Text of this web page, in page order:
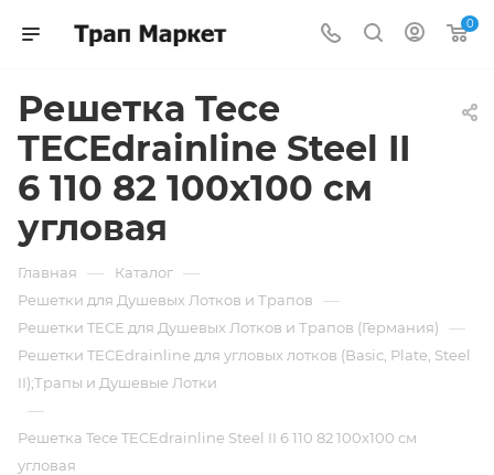
0
Решетка Tece
TECEdrainline Steel II
6 110 82 100х100 см
угловая
Главная — Каталог —
Решетки для Душевых Лотков и Трапов —
Решетки TECE для Душевых Лотков и Трапов (Германия) —
Решетки TECEdrainline для угловых лотков (Basic, Plate, Steel
II);Трапы и Душевые Лотки
—
Решетка Tece TECEdrainline Steel II 6 110 82 100х100 см
угловая